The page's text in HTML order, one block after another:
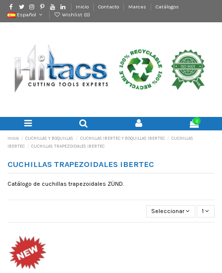
Inicio Contacto Marcas
Catálogos
Español
Wishlist (0)
0
Inicio CUCHILLAS Y BOQUILLAS CUCHILLAS IBERTEC Y BOQUILLAS IBERTEC
CUCHILLAS
IBERTEC
CUCHILLAS TRAPEZOIDALES IBERTEC
CUCHILLAS TRAPEZOIDALES IBERTEC
Catálogo de cuchillas trapezoidales ZÜND.
Seleccionar 1